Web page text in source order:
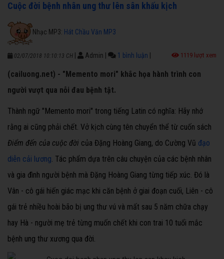
Cuộc đời bệnh nhân ung thư lên sân khấu kịch
Nhạc MP3: Hát Chầu Văn MP3
02/07/2018 10:10:13 CH Admin 1 bình luận 1119 lượt xem
(cailuong.net) - "Memento mori" khắc họa hành trình con
người vượt qua nỗi đau bệnh tật.
Thành ngữ "Memento mori" trong tiếng Latin có nghĩa: Hãy nhớ
rằng ai cũng phải chết. Vở kịch cùng tên chuyển thể từ cuốn sách
Điểm đến của cuộc đời của Đặng Hoàng Giang, do Cường Vũ đạo
diễn cải lương. Tác phẩm dựa trên câu chuyện của các bệnh nhân
và gia đình người bệnh mà Đặng Hoàng Giang từng tiếp xúc. Đó là
Vân - cô gái hiến giác mạc khi căn bệnh ở giai đoạn cuối, Liên - cô
gái trẻ nhiều hoài bão bị ung thư vú và mất sau 5 năm chữa chạy
hay Hà - người mẹ trẻ từng muốn chết khi con trai 10 tuổi mắc
bệnh ung thư xương qua đời.